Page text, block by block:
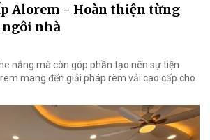
Alorem - Hoàn thiện từng
nhà
nắng mà còn góp phần tạo nên sự tiện
mang đến giải pháp rèm vải cao cấp cho